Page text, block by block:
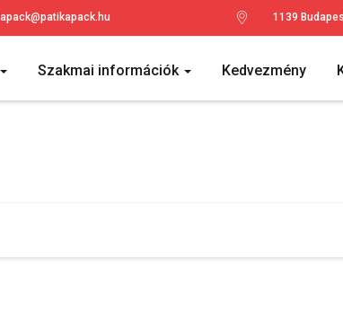
1139
Szakmai információk Kedvezmény